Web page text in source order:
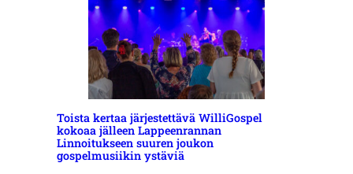
Toista kertaa järjestettävä WilliGospel
kokoaa jälleen Lappeenrannan
Linnoitukseen suuren joukon
gospelmusiikin ystäviä